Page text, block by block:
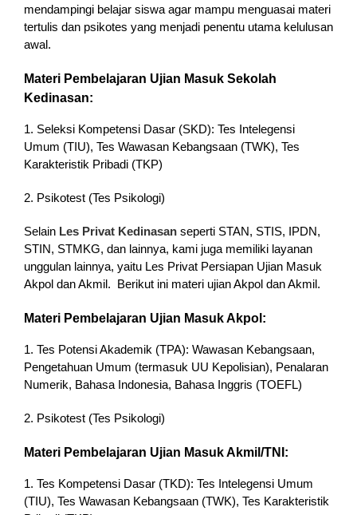
mendampingi belajar siswa agar mampu menguasai materi
tertulis dan psikotes yang menjadi penentu utama kelulusan
awal.
Materi Pembelajaran Ujian Masuk Sekolah
Kedinasan:
1. Seleksi Kompetensi Dasar (SKD): Tes Intelegensi
Umum (TIU), Tes Wawasan Kebangsaan (TWK), Tes
Karakteristik Pribadi (TKP)
2. Psikotest (Tes Psikologi)
Selain Les Privat Kedinasanseperti STAN, STIS, IPDN,
STIN, STMKG, dan lainnya, kami juga memiliki layanan
unggulan lainnya, yaitu Les Privat Persiapan Ujian Masuk
Akpol dan Akmil. Berikut ini materi ujian Akpol dan Akmil.
Materi Pembelajaran Ujian Masuk Akpol:
1. Tes Potensi Akademik (TPA): Wawasan Kebangsaan,
Pengetahuan Umum (termasuk UU Kepolisian), Penalaran
Numerik, Bahasa Indonesia, Bahasa Inggris (TOEFL)
2. Psikotest (Tes Psikologi)
Materi Pembelajaran Ujian Masuk Akmil/TNI:
1. Tes Kompetensi Dasar (TKD): Tes Intelegensi Umum
(TIU), Tes Wawasan Kebangsaan (TWK), Tes Karakteristik